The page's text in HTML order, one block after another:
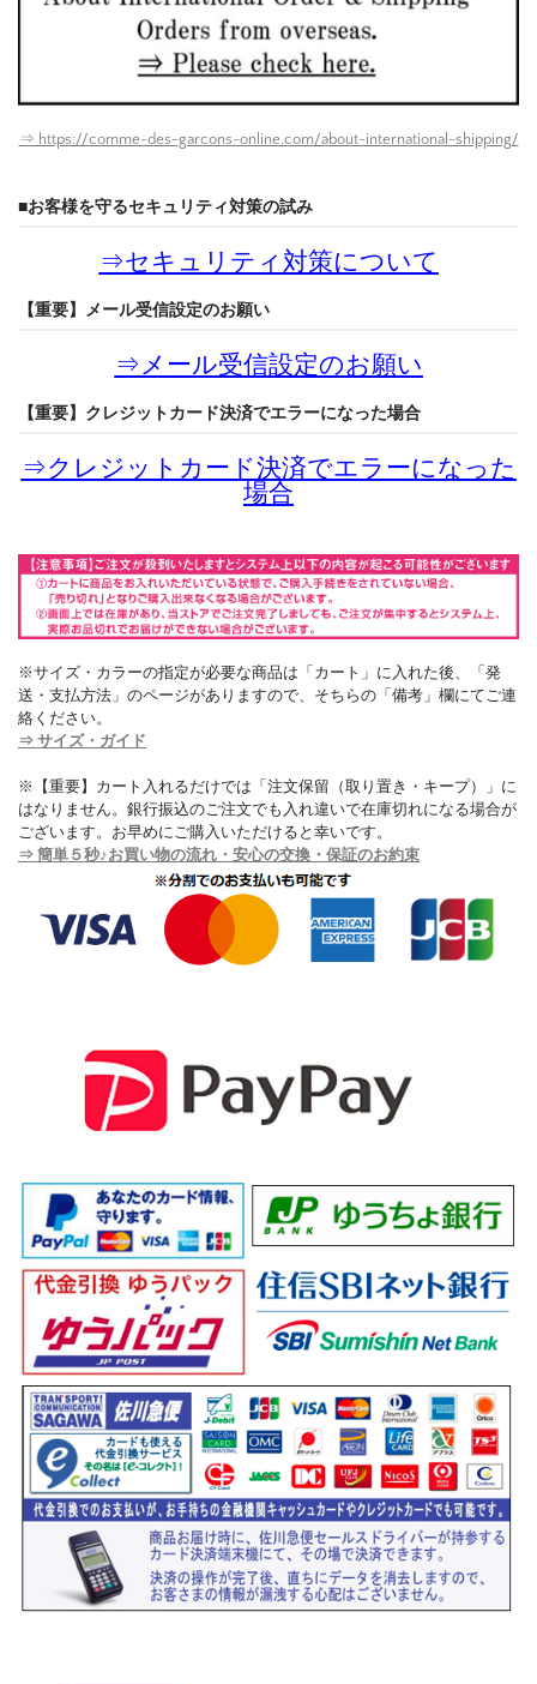
⇒ https://comme-des-garcons-online.com/about-international-shipping/
■お客様を守るセキュリティ対策の試み
⇒セキュリティ対策について
【重要】メール受信設定のお願い
⇒ メール受信設定のお願い
【重要】クレジットカード決済でエラーになった場合
⇒クレジットカード決済でエラーになった
場合
※サイズ・カラーの指定が必要な商品は「カート」に入れた後、「発
送・支払方法」のページがありますので、そちらの「備考」欄にてご連
絡ください。
⇒ サイズ・ガイド
※【重要】カート入れるだけでは「注文保留（取り置き・キープ）」に
はなりません。銀行振込のご注文でも入れ違いで在庫切れになる場合が
ございます。お早めにご購入いただけると幸いです。
⇒ 簡単５秒♪お買い物の流れ・安心の交換・保証のお約束